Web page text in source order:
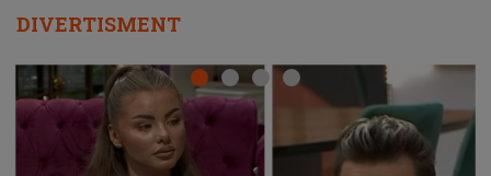
LINE-UP UNTOLD ONE, ziua 2. La ce oră urcă pe
scena principală a festivalului Zara Larsson? Artista